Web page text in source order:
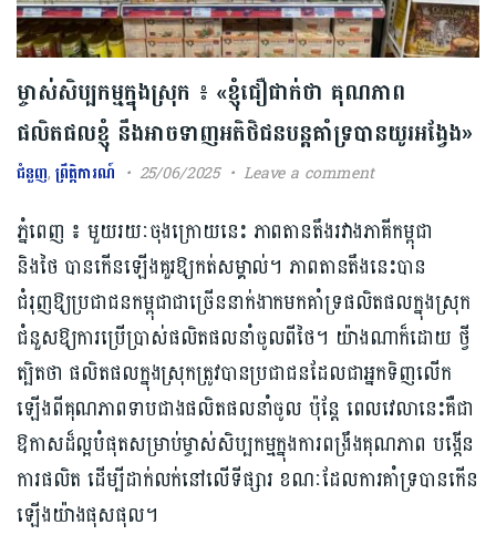
ម្ចាស់សិប្បកម្មក្នុងស្រុក ៖ «ខ្ញុំជឿជាក់ថា គុណភាព
ផលិតផលខ្ញុំ នឹងអាចទាញអតិថិជនបន្តគាំទ្របានយូរអង្វែង»
ជំនួញ,ព្រឹត្តិការណ៍ 25/06/2025 Leave a comment
ភ្នំពេញ ៖ មួយរយៈចុងក្រោយនេះ ភាពតានតឹងរវាងភាគីកម្ពុជា
និងថៃ បានកើនឡើងគួរឱ្យកត់សម្គាល់។ ភាពតានតឹងនេះបាន
ជំរុញឱ្យប្រជាជនកម្ពុជាជាច្រើននាក់ងាកមកគាំទ្រផលិតផលក្នុងស្រុក
ជំនួសឱ្យការប្រើប្រាស់ផលិតផលនាំចូលពីថៃ។ យ៉ាងណាក៏ដោយ ថ្វី
ត្បិតថា ផលិតផលក្នុងស្រុកត្រូវបានប្រជាជនដែលជាអ្នកទិញលើក
ឡើងពីគុណភាពទាបជាងផលិតផលនាំចូល ប៉ុន្តែ ពេលវេលានេះគឺជា
ឱកាសដ៏ល្អបំផុតសម្រាប់ម្ចាស់សិប្បកម្មក្នុងការពង្រឹងគុណភាព បង្កើន
ការផលិត ដើម្បីដាក់លក់នៅលើទីផ្សារ ខណៈដែលការគាំទ្របានកើន
ឡើងយ៉ាងផុសផុល។